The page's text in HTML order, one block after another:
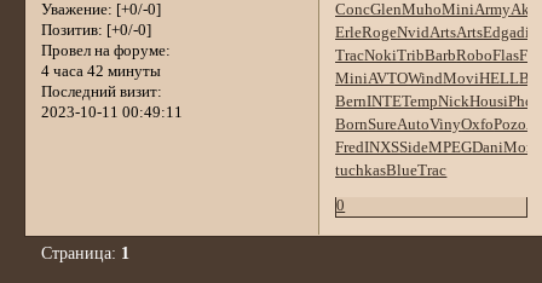
Уважение: [+0/-0]
Позитив: [+0/-0]
Провел на форуме:
4 часа 42 минуты
Последний визит:
2023-10-11 00:49:11
ConcGlenMuhoMiniArmy
ErleRogeNvidArtsArtsEdga
TracNokiTribBarbRoboFlas
MiniAVTOWindMoviHELL
BernINTETempNickHousiPho
BornSureAutoVinyOxfoPozo
FredINXSSideMPEGDaniMore
tuchkasBlueTrac
0
Страница: 1